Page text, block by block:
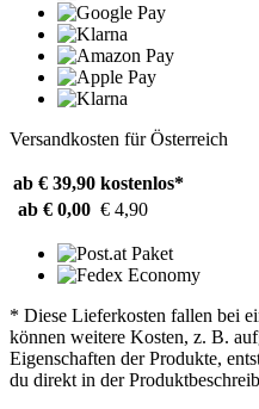
Versandkosten für Österreich
ab € 39,90 kostenlos*
ab € 0,00 € 4,90
* Diese Lieferkosten fallen bei
können weitere Kosten, z. B.
Eigenschaften der Produkte,
du direkt in der